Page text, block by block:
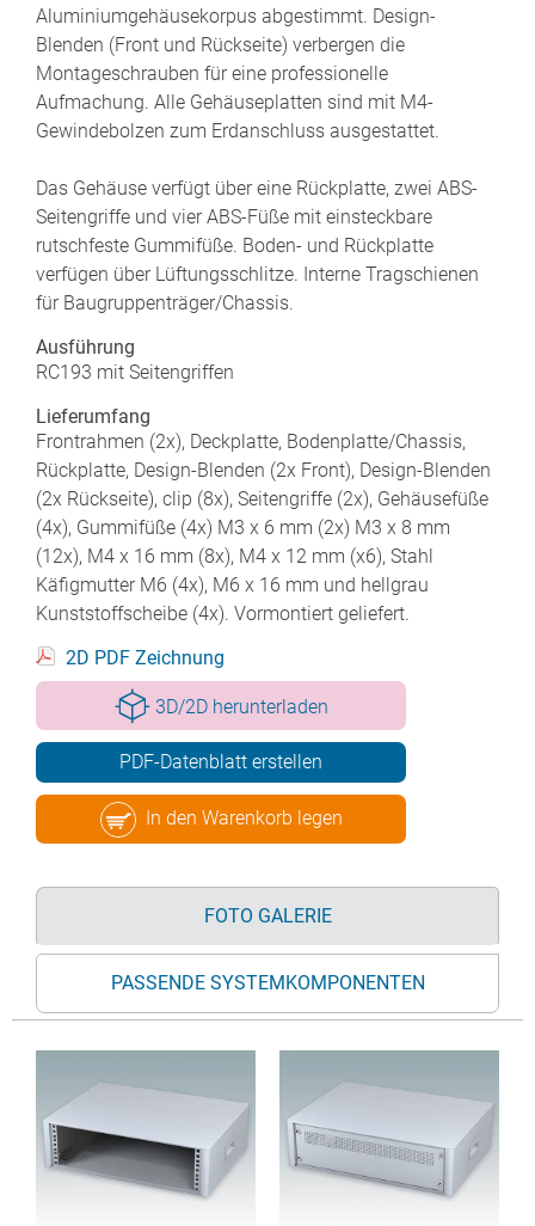
Aluminiumgehäusekorpus abgestimmt. Design-
Blenden (Front und Rückseite) verbergen die
Montageschrauben für eine professionelle
Aufmachung. Alle Gehäuseplatten sind mit M4-
Gewindebolzen zum Erdanschluss ausgestattet.
Das Gehäuse verfügt über eine Rückplatte, zwei ABS-
Seitengriffe und vier ABS-Füße mit einsteckbare
rutschfeste Gummifüße. Boden- und Rückplatte
verfügen über Lüftungsschlitze. Interne Tragschienen
für Baugruppenträger/Chassis.
Ausführung
RC193 mit Seitengriffen
Lieferumfang
Frontrahmen (2x), Deckplatte, Bodenplatte/Chassis,
Rückplatte, Design-Blenden (2x Front), Design-Blenden
(2x Rückseite), clip (8x), Seitengriffe (2x), Gehäusefüße
(4x), Gummifüße (4x) M3 x 6 mm (2x) M3 x 8 mm
(12x), M4 x 16 mm (8x), M4 x 12 mm (x6), Stahl
Käfigmutter M6 (4x), M6 x 16 mm und hellgrau
Kunststoffscheibe (4x). Vormontiert geliefert.
2D PDF Zeichnung
3D/2D herunterladen
PDF-Datenblatt erstellen
In den Warenkorb legen
FOTO GALERIE
PASSENDE SYSTEMKOMPONENTEN